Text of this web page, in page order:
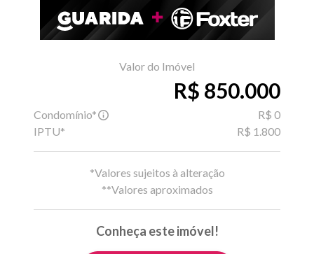
Valor do Imóvel
R$ 850.000
Condomínio*
R$ 0
IPTU*
R$ 1.800
*Valores sujeitos à alteração
**Valores aproximados
Conheça este imóvel!